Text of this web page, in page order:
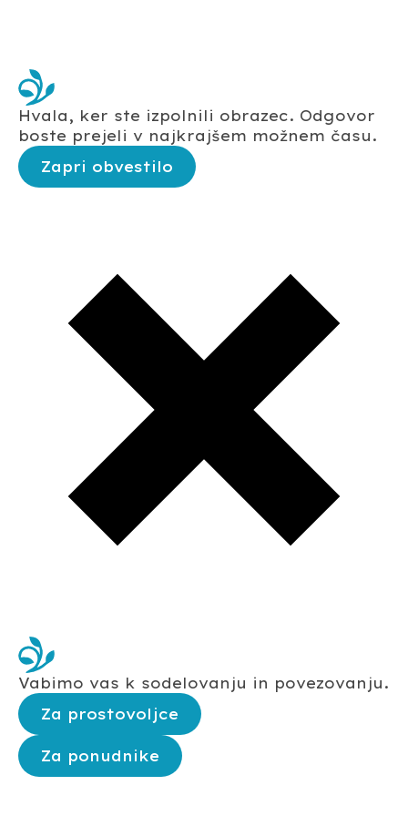
Hvala, ker ste izpolnili obrazec. Odgovor
boste prejeli v najkrajšem možnem času.
Zapri obvestilo
Vabimo vas k sodelovanju in povezovanju.
Za prostovoljce
Za ponudnike